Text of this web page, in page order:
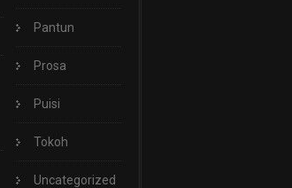
Pantun
Prosa
Puisi
Tokoh
Uncategorized